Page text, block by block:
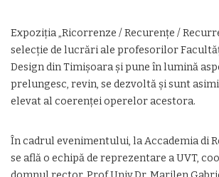
Expoziția „Ricorrenze / Recurențe /
selecție de lucrări ale profesorilor
Design din Timișoara și pune în lumină
prelungesc, revin, se dezvoltă și sunt
elevat al coerenței operelor acestora.
În cadrul evenimentului, la Accademia di
se află o echipă de reprezentare a UVT,